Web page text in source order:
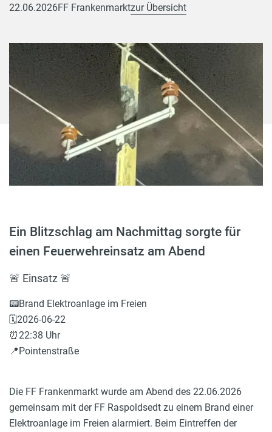
22.06.2026FF Frankenmarktzur Übersicht
Ein Blitzschlag am Nachmittag sorgte für
einen Feuerwehreinsatz am Abend
🚨 Einsatz 🚨
📟Brand Elektroanlage im Freien
🗓️2026-06-22
⏰22:38 Uhr
📍Pointenstraße
Die FF Frankenmarkt wurde am Abend des 22.06.2026
gemeinsam mit der FF Raspoldsedt zu einem Brand einer
Elektroanlage im Freien alarmiert. Beim Eintreffen der